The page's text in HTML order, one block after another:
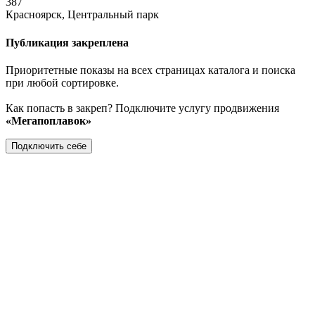
Красноярск, Центральный парк
Публикация закреплена
Приоритетные показы на всех страницах каталога и поиска
при любой сортировке.
Как попасть в закреп? Подключите услугу продвижения
«Мегапоплавок»
Подключить себе